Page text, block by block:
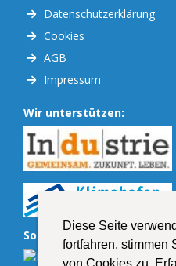
Diese Seite
fortfahren, stimmen
Datenschutzerklärung
Cookies
AGB
Impressum
Wir unterstützen:
Soziale Netzwerke: